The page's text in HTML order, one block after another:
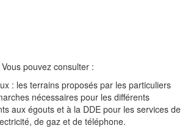
pouvez consulter :
: les terrains proposés par les particuliers
nécessaires pour les différents
aux égouts et à la DDE pour les services de
de gaz et de téléphone.